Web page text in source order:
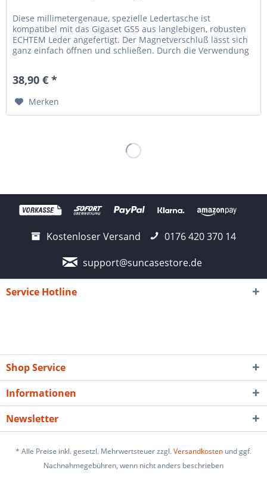
Diese millimetergenaue, spezielle Ledertasche ist
kompatibel mit das Gigaset GS5 aus langlebigen, robusten
ECHTEM Leder angefertigt. Der Magnetverschluß lässt sich
ganz einfach öffnen und schließen. Durch die Verwendung
38,90 € *
Merken
Kostenloser Versand
0176 420 370 14
support@suncasestore.de
Service Hotline
Shop Service
Informationen
Newsletter
* Alle Preise inkl. gesetzl. Mehrwertsteuer zzgl.Versandkosten und ggf.
Nachnahmegebühren, wenn nicht anders beschrieben